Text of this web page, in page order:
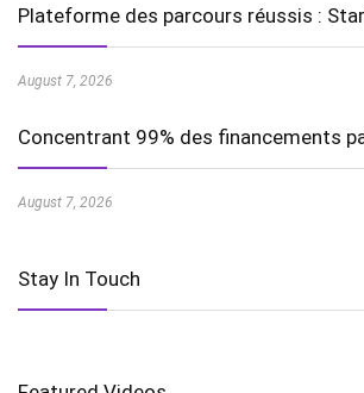
Plateforme des parcours réussis :
August 7, 2026
Concentrant 99% des financements
August 7, 2026
Stay In Touch